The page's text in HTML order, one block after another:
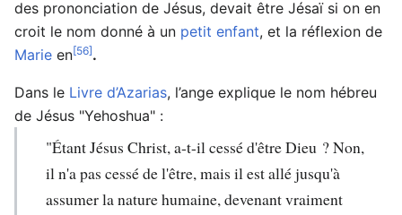
des prononciation de Jésus, devait être Jésaï si on en
croit le nom donné à un petit enfant, et la réflexion de
Marie en[56].
Dans le Livre d’Azarias, l’ange explique le nom hébreu
de Jésus "Yehoshua" :
"Étant Jésus Christ, a-t-il cessé d'être Dieu ? Non,
il n'a pas cessé de l'être, mais il est allé jusqu'à
assumer la nature humaine, devenant vraiment